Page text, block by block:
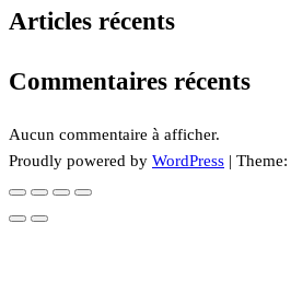
Articles récents
Commentaires récents
Aucun commentaire à afficher.
Proudly powered by WordPress | Theme: